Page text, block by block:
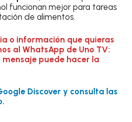
funcionan mejor para tareas
de alimentos.
o información que quieras
al WhatsApp de Uno TV:
mensaje puede hacer la
Discover y consulta las